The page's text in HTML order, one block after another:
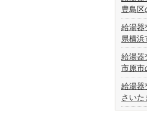
豊島区
給湯器
県横浜
給湯器
市原市
給湯器
さいた